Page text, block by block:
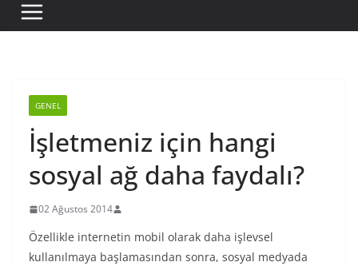
GENEL
İşletmeniz için hangi
sosyal ağ daha faydalı?
02 Ağustos 2014
Özellikle internetin mobil olarak daha işlevsel
kullanılmaya başlamasından sonra, sosyal medyada